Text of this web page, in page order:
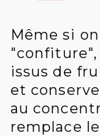
Même si
"confiture",
issus de
et
au
remplace